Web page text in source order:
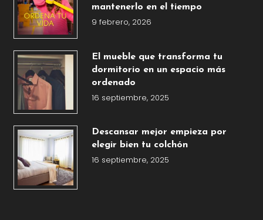
mantenerlo en el tiempo
9 febrero, 2026
El mueble que transforma tu
dormitorio en un espacio más
ordenado
16 septiembre, 2025
Descansar mejor empieza por
elegir bien tu colchón
16 septiembre, 2025